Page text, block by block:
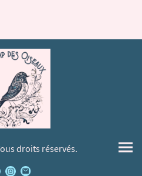
droits réservés.